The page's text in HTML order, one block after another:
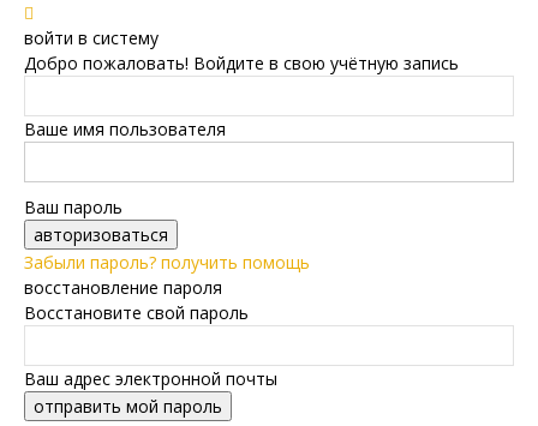
войти в систему
Добро пожаловать! Войдите в свою учётную запись
Ваше имя пользователя
Ваш пароль
Забыли пароль? получить помощь
восстановление пароля
Восстановите свой пароль
Ваш адрес электронной почты